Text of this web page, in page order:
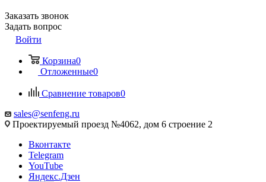
Заказать звонок
Задать вопрос
Войти
Корзина0
Отложенные0
Сравнение товаров0
sales@senfeng.ru
Проектируемый проезд №4062, дом 6 строение 2
Вконтакте
Telegram
YouTube
Яндекс.Дзен